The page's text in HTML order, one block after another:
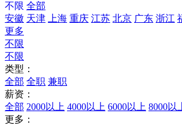
不限 全部
安徽 天津 上海 重庆 江苏 北京 广东 浙江
更多
不限
不限
类型：
全部 全职 兼职
薪资：
全部 2000以上 4000以上 6000以上 8000以
更多：